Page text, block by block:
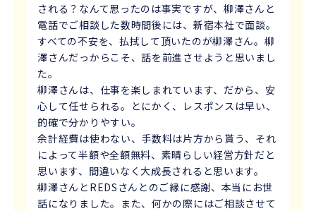
される？なんて思ったのは事実ですが、柳澤さんと
電話でご相談した数時間後には、新宿本社で面談。
すべての不安を、払拭して頂いたのが柳澤さん。柳
澤さんだっからこそ、話を前進させようと思いまし
た。
柳澤さんは、仕事を楽しまれています、だから、安
心して任せられる。とにかく、レスポンスは早い、
的確で分かりやすい。
余計経費は使わない、手数料は片方から貰う、それ
によって半額や全額無料、素晴らしい経営方針だと
思います、間違いなく大成長されると思います。
柳澤さんとREDSさんとのご縁に感謝、本当にお世
話になりました。また、何かの際にはご相談させて